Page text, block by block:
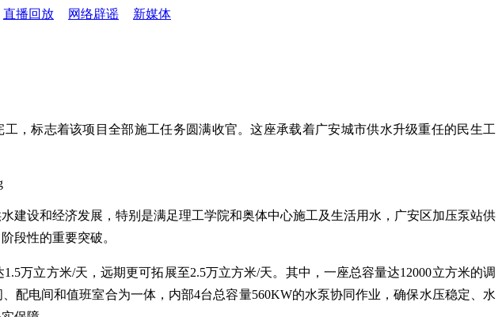
直播回放 网络辟谣
新媒体
，标志着该项目全部施工任务圆满收官。这座承载着广安城市供水升级重任的民生工
建设和经济发展，特别是满足理工学院和奥体中心施工及生活用水，广安区加压泵站供
段性的重要突破。
万立方米/天，远期更可拓展至2.5万立方米/天。其中，一座总容量达12000立方米的调
配电间和值班室合为一体，内部4台总容量560KW的水泵协同作业，确保水压稳定、水